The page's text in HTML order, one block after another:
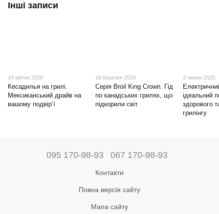
Інші записи
14 квітня 2026
Кесадилья на грилі.
Мексиканський драйв на
вашому подвір’ї
18 березня 2026
Серія Broil King Crown. Гід
по канадських грилях, що
підкорили світ
2 липня 2025
ідеальний
здорового
грилінгу
095 170-98-93 067 170-98-93
Контакти
Повна версія сайту
Мапа сайту